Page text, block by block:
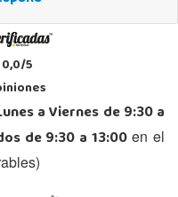
0,0/5
a Viernes de 9:30 a
de 9:30 a 13:00en el